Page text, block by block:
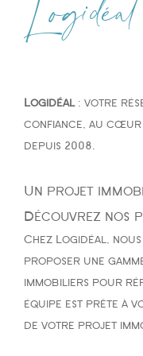
Logidéal
Logidéal: votre
confiance, au cœur
depuis 2008.
Un projet
Découvrez nos
Chez Logidéal, nous
proposer une
immobiliers pour
équipe est prête à
de votre projet
Type de bien
Budget
PIÈCES
1 2